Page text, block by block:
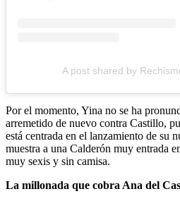
A post shared by
Por el momento, Yina no se ha
arremetido de nuevo contra Castillo,
está centrada en el lanzamiento de su
muestra a una Calderón muy entrada
muy sexis y sin camisa.
La millonada que cobra Ana del